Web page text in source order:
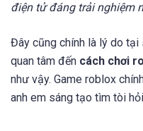
điện tử đáng trải nghiệm
Đây cũng chính là lý do
quan tâm đến cách chơi
như vậy. Game roblox
anh em sáng tạo tìm tòi